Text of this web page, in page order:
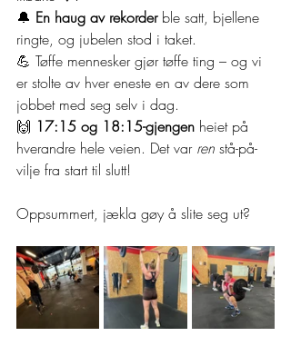
🔔 En haug av rekorder ble satt, bjellene
ringte, og jubelen stod i taket.
💪 Tøffe mennesker gjør tøffe ting – og vi
er stolte av hver eneste en av dere som
jobbet med seg selv i dag.
🙌 17:15 og 18:15-gjengen heiet på
hverandre hele veien. Det var ren stå-på-
vilje fra start til slutt!
Oppsummert, jækla gøy å slite seg ut?